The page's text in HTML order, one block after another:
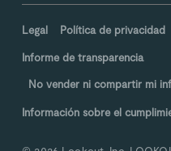
Legal Política de privacidad
Informe de transparencia
No vender ni compartir mi
Información sobre el